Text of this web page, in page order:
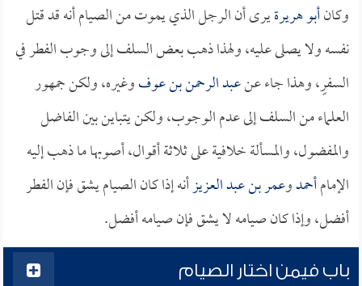
وكانأبو هريرةيرى أن الرجل الذي يموت من الصيام أنه قد قتل
نفسه ولا يصلى عليه، ولهذا ذهب بعض السلف إلى وجوب الفطر في
السفرٍ، وهذا جاء عنعبد الرحمن بن عوفوغيره، ولكن جمهور
العلماء من السلف إلى عدم الوجوب، ولكن يتباين بين الفاضل
والمفضول، والمسألة خلافية على ثلاثة أقوال، أصوبها ما ذهب إليه
الإمامأحمدوعمر بن عبد العزيزأنه إذا كان الصيام يشق فإن الفطر
أفضل، وإذا كان صيامه لا يشق فإن صيامه أفضل.
باب فيمن اختار الصيام